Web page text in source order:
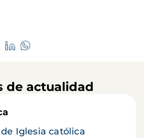
de actualidad
Iglesia católica